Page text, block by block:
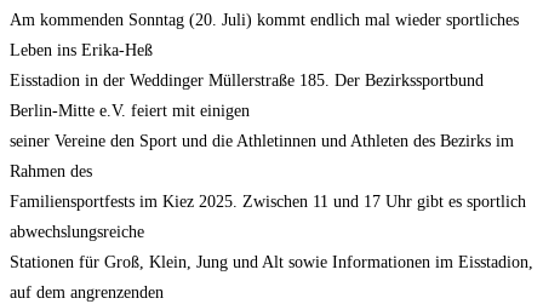
Am kommenden Sonntag (20. Juli) kommt endlich mal wieder sportliches
Leben ins Erika-Heß
Eisstadion in der Weddinger Müllerstraße 185. Der Bezirkssportbund
Berlin-Mitte e.V. feiert mit einigen
seiner Vereine den Sport und die Athletinnen und Athleten des Bezirks im
Rahmen des
Familiensportfests im Kiez 2025. Zwischen 11 und 17 Uhr gibt es sportlich
abwechslungsreiche
Stationen für Groß, Klein, Jung und Alt sowie Informationen im Eisstadion,
auf dem angrenzenden